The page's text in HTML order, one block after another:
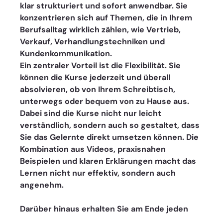
klar strukturiert und sofort anwendbar. Sie
konzentrieren sich auf Themen, die in Ihrem
Berufsalltag wirklich zählen, wie Vertrieb,
Verkauf, Verhandlungstechniken und
Kundenkommunikation.
Ein zentraler Vorteil ist die Flexibilität. Sie
können die Kurse jederzeit und überall
absolvieren, ob von Ihrem Schreibtisch,
unterwegs oder bequem von zu Hause aus.
Dabei sind die Kurse nicht nur leicht
verständlich, sondern auch so gestaltet, dass
Sie das Gelernte direkt umsetzen können. Die
Kombination aus Videos, praxisnahen
Beispielen und klaren Erklärungen macht das
Lernen nicht nur effektiv, sondern auch
angenehm.
Darüber hinaus erhalten Sie am Ende jeden